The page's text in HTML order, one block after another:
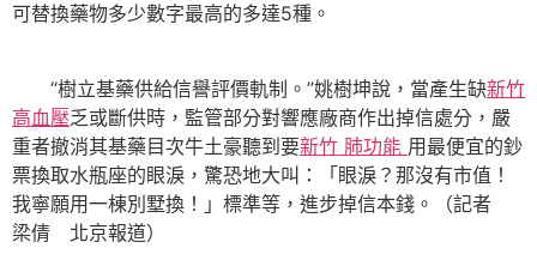
可替換藥物多少數字最高的多達5種。
“樹立基藥供給信譽評價軌制。”姚樹坤說，當產生缺新竹
高血壓乏或斷供時，監管部分對響應廠商作出掉信處分，嚴
重者撤消其基藥目次牛土豪聽到要新竹 肺功能 用最便宜的鈔
票換取水瓶座的眼淚，驚恐地大叫：「眼淚？那沒有市值！
我寧願用一棟別墅換！」標準等，進步掉信本錢。（記者
梁倩 北京報道）